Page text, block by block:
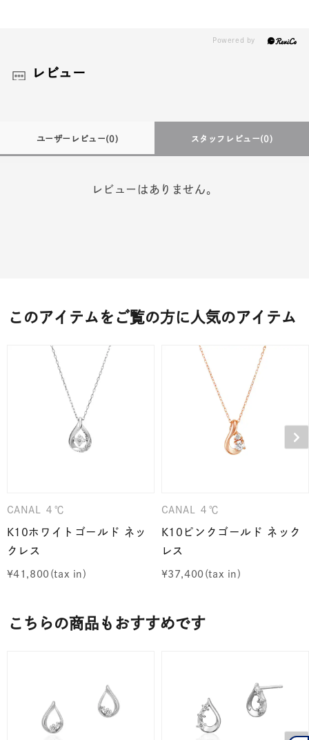
レビュー
ユーザーレビュー(0) スタッフレビュー(0)
レビューはありません。
このアイテムをご覧の方に人気のアイテム
CANAL ４℃
K10ホワイトゴールド ネッ
クレス
¥41,800
CANAL ４℃
K10ピンクゴールド ネック
レス
¥37,400
こちらの商品もおすすめです